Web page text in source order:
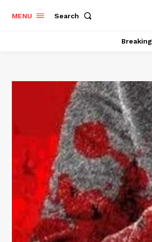
MENU Search
Breaking